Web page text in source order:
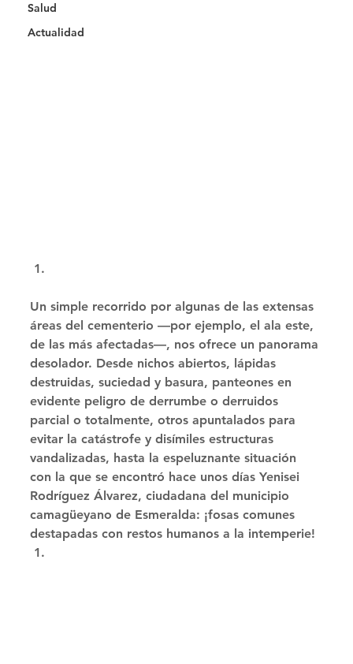
Salud
Actualidad
Un simple recorrido por algunas de las extensas
áreas del cementerio —por ejemplo, el ala este,
de las más afectadas—, nos ofrece un panorama
desolador. Desde nichos abiertos, lápidas
destruidas, suciedad y basura, panteones en
evidente peligro de derrumbe o derruidos
parcial o totalmente, otros apuntalados para
evitar la catástrofe y disímiles estructuras
vandalizadas, hasta la espeluznante situación
con la que se encontró hace unos días Yenisei
Rodríguez Álvarez, ciudadana del municipio
camagüeyano de Esmeralda: ¡fosas comunes
destapadas con restos humanos a la intemperie!